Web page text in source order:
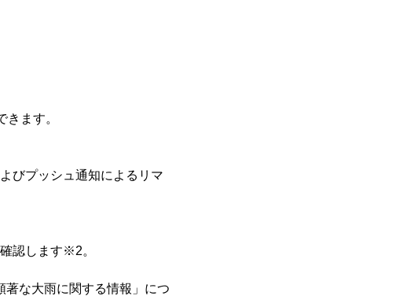
ます。
びプッシュ通知によるリマ
認します※2。
な大雨に関する情報」につ